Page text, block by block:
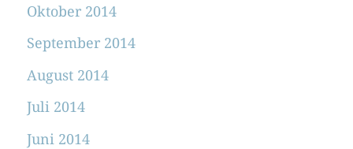
Oktober 2014
September 2014
August 2014
Juli 2014
Juni 2014